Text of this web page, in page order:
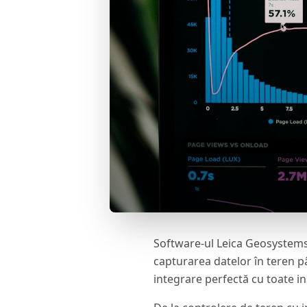
Software-ul Leica
capturarea datelor în teren
integrare perfectă cu toate